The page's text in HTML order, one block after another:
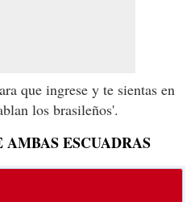
que ingrese y te sientas en
los brasileños'.
ESCUADRAS